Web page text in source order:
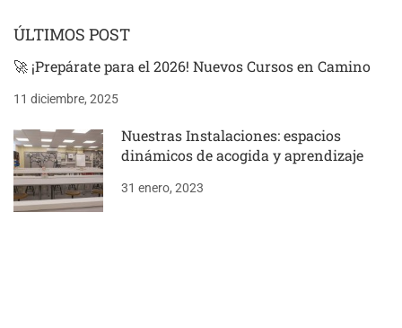
ÚLTIMOS POST
🚀 ¡Prepárate para el 2026! Nuevos Cursos en Camino
11 diciembre, 2025
Nuestras Instalaciones: espacios
dinámicos de acogida y aprendizaje
31 enero, 2023